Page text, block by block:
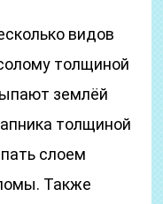
видов
толщиной
землёй
толщиной
слоем
Также